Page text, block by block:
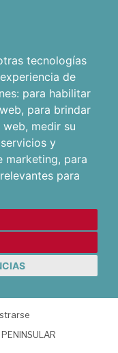
tecnologías
de
para habilitar
, para brindar
web, medir su
y
marketing, para
para